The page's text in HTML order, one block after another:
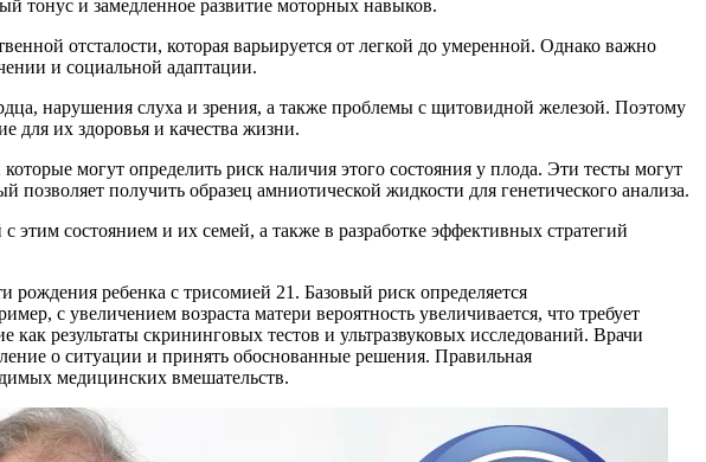
тонус и замедленное развитие моторных навыков.
отсталости, которая варьируется от легкой до умеренной. Однако важно
и социальной адаптации.
нарушения слуха и зрения, а также проблемы с щитовидной железой. Поэтому
для их здоровья и качества жизни.
могут определить риск наличия этого состояния у плода. Эти тесты могут
получить образец амниотической жидкости для генетического анализа.
состоянием и их семей, а также в разработке эффективных стратегий
ребенка с трисомией 21. Базовый риск определяется
с увеличением возраста матери вероятность увеличивается, что требует
результаты скрининговых тестов и ультразвуковых исследований. Врачи
о ситуации и принять обоснованные решения. Правильная
медицинских вмешательств.